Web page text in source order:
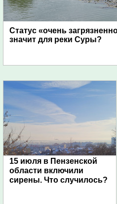
Статус «очень
значит для реки Суры?
15 июля в Пензенской
области включили
сирены. Что случилось?